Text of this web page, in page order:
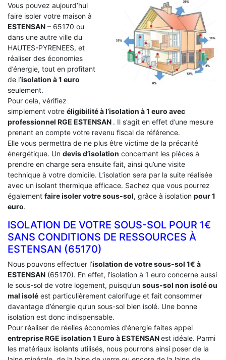
Vous pouvez aujourd’hui
faire isoler votre maison à
ESTENSAN – 65170 ou
dans une autre ville du
HAUTES-PYRENEES, et
réaliser des économies
d’énergie, tout en profitant
de l’isolation à 1 euro
seulement.
Pour cela, vérifiez
simplement votre éligibilité à l’isolation à 1 euro avec
professionnel RGE ESTENSAN . Il s’agit en effet d’une mesure
prenant en compte votre revenu fiscal de référence.
Elle vous permettra de ne plus être victime de la précarité
énergétique. Un devis d’isolation concernant les pièces à
prendre en charge sera ensuite fait, ainsi qu’une visite
technique à votre domicile. L’isolation sera par la suite réalisée
avec un isolant thermique efficace. Sachez que vous pourrez
également faire isoler votre sous-sol, grâce à isolation pour 1
euro.
ISOLATION DE VOTRE SOUS-SOL POUR 1€
SANS CONDITIONS DE RESSOURCES À
‎ESTENSAN (65170)
Nous pouvons effectuer l’isolation de votre sous-sol 1€ à
ESTENSAN (65170). En effet, l’isolation à 1 euro concerne aussi
le sous-sol de votre logement, puisqu’un sous-sol non isolé ou
mal isolé est particulièrement calorifuge et fait consommer
davantage d’énergie qu’un sous-sol bien isolé. Une bonne
isolation est donc indispensable.
Pour réaliser de réelles économies d’énergie faites appel
entreprise RGE isolation 1 Euro à ESTENSANest idéale. Parmi
les matériaux isolants utilisés, nous pourrons ainsi poser de la